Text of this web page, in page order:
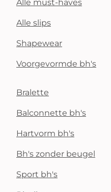
Alle must-haves
Alle slips
Shapewear
Voorgevormde bh's
Bralette
Balconnette bh's
Hartvorm bh's
Bh's zonder beugel
Sport bh's